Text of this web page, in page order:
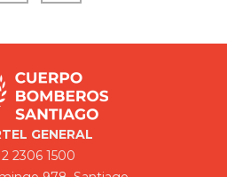
GENERAL
2 2306 1500